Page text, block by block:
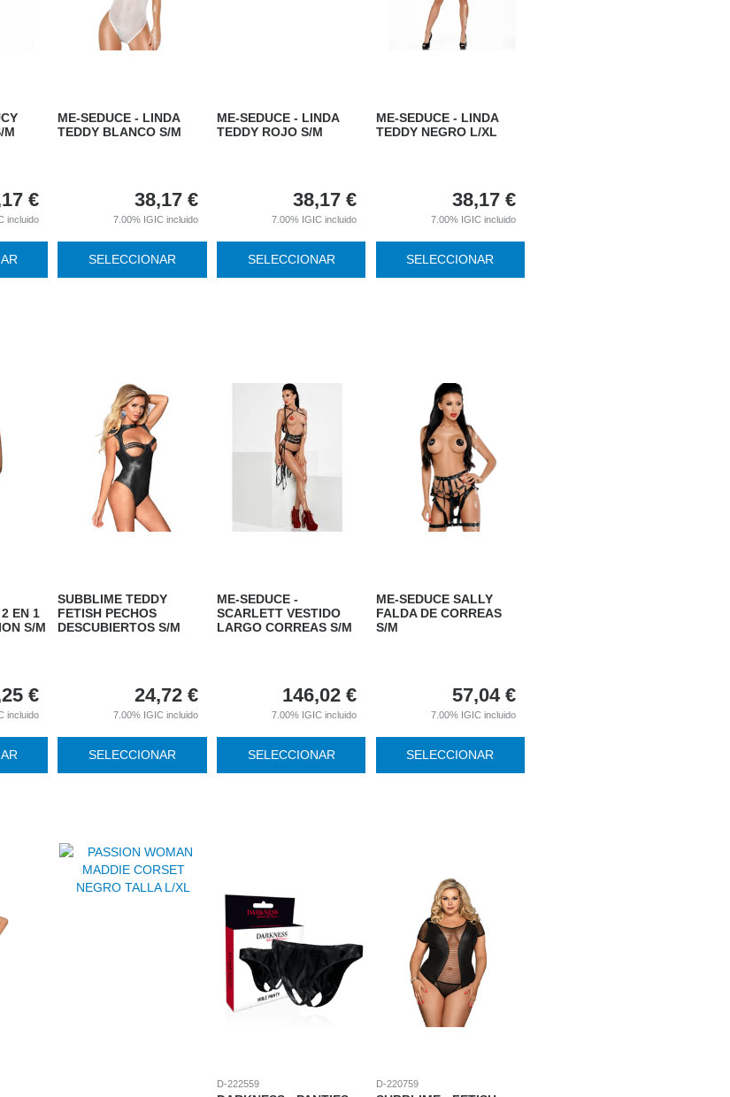
M
€
incluido
ME-SEDUCE - LINDA
TEDDY BLANCO S/M
38,17 €
7.00% IGIC incluido
SELECCIONAR
ME-SEDUCE - LINDA
TEDDY ROJO S/M
38,17 €
7.00% IGIC incluido
SELECCIONAR
ME-SEDUCE - LINDA
TEDDY NEGRO L/XL
38,17 €
7.00% IGIC incluido
SELECCIONAR
EN 1
S/M
€
incluido
SUBBLIME TEDDY
FETISH PECHOS
DESCUBIERTOS S/M
24,72 €
7.00% IGIC incluido
SELECCIONAR
ME-SEDUCE -
SCARLETT VESTIDO
LARGO CORREAS S/M
146,02 €
7.00% IGIC incluido
SELECCIONAR
ME-SEDUCE SALLY
FALDA DE CORREAS
S/M
57,04 €
7.00% IGIC incluido
SELECCIONAR
D-222559 D-220759